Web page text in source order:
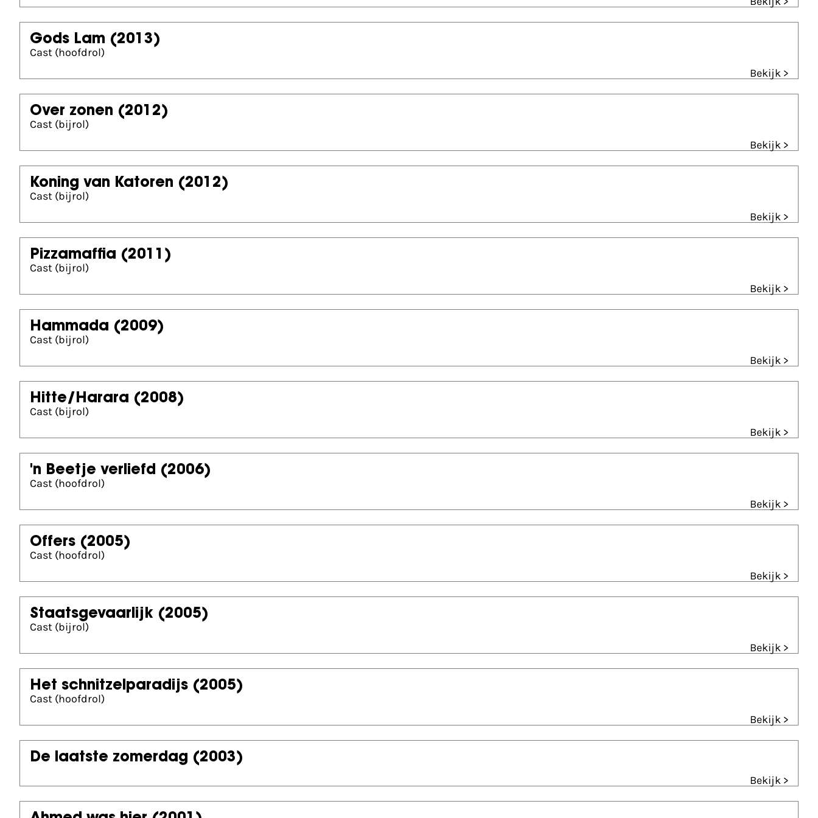
Gods Lam (2013)
Cast (hoofdrol)
Bekijk >
Over zonen (2012)
Cast (bijrol)
Bekijk >
Koning van Katoren (2012)
Cast (bijrol)
Bekijk >
Pizzamaffia (2011)
Cast (bijrol)
Bekijk >
Hammada (2009)
Cast (bijrol)
Bekijk >
Hitte/Harara (2008)
Cast (bijrol)
Bekijk >
'n Beetje verliefd (2006)
Cast (hoofdrol)
Bekijk >
Offers (2005)
Cast (hoofdrol)
Bekijk >
Staatsgevaarlijk (2005)
Cast (bijrol)
Bekijk >
Het schnitzelparadijs (2005)
Cast (hoofdrol)
Bekijk >
De laatste zomerdag (2003)
Bekijk >